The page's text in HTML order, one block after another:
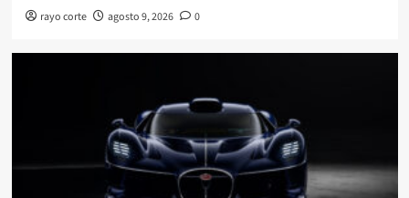
rayo corte agosto 9, 2026 0